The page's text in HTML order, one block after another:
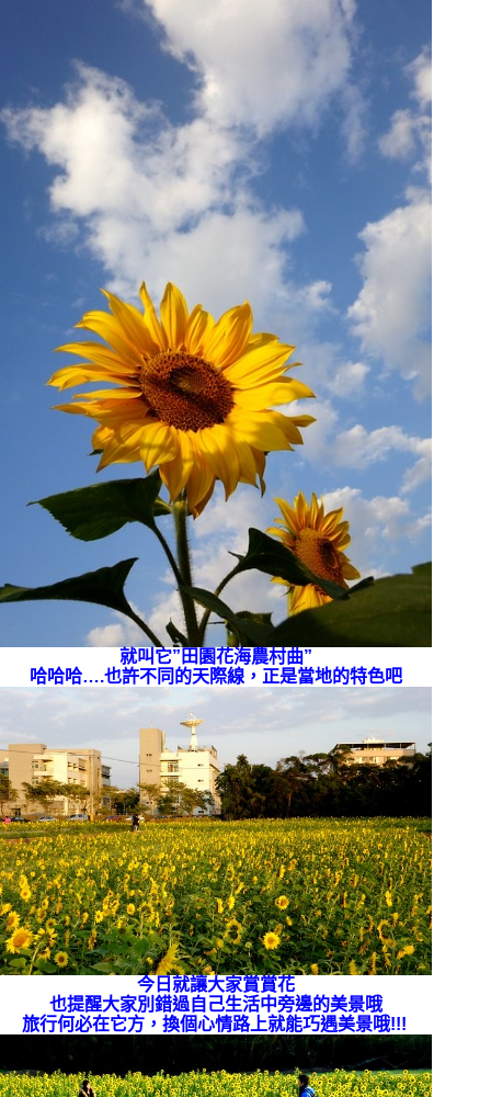
就叫它”田園花海農村曲”
哈哈哈….也許不同的天際線，正是當地的特色吧
今日就讓大家賞賞花
也提醒大家別錯過自己生活中旁邊的美景哦
旅行何必在它方，換個心情路上就能巧遇美景哦!!!